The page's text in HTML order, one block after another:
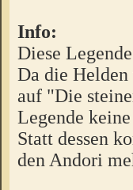
Info:
Diese
Da die
auf "Die
Legende
Statt dessen
den Andori